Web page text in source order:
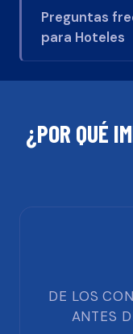
Preguntas
para Hoteles
¿POR QUÉ
DE LOS
ANTES